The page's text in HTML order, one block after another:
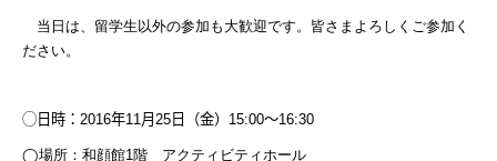
当日は、留学生以外の参加も大歓迎です。皆さまよろしくご参加く
ださい。
◯日時： 2016年11 月 25 日（金） 15:00～16:30
◯場所：和顔館1 階 アクティビティホール